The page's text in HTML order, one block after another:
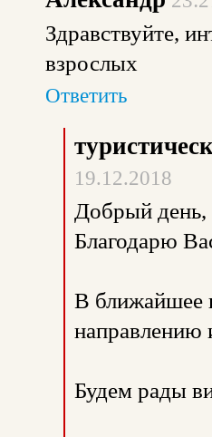
Здравствуйте,
взрослых
Ответить
19.12.2018
Добрый день,
Благодарю
В ближайшее
направлению
Будем рады